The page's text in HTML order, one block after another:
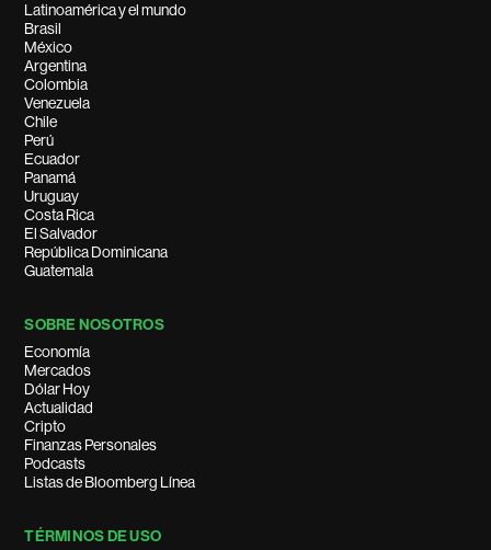
Latinoamérica y el mundo
Brasil
México
Argentina
Colombia
Venezuela
Chile
Perú
Ecuador
Panamá
Uruguay
Costa Rica
El Salvador
República Dominicana
Guatemala
SOBRE NOSOTROS
Economía
Mercados
Dólar Hoy
Actualidad
Cripto
Finanzas Personales
Podcasts
Listas de Bloomberg Línea
TÉRMINOS DE USO